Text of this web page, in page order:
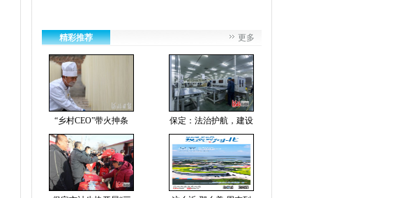
精彩推荐 更多
“乡村CEO”带火抻条 保定：法治护航，建设